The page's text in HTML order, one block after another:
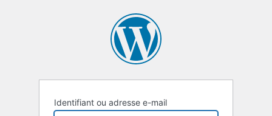
Identifiant ou adresse e-mail